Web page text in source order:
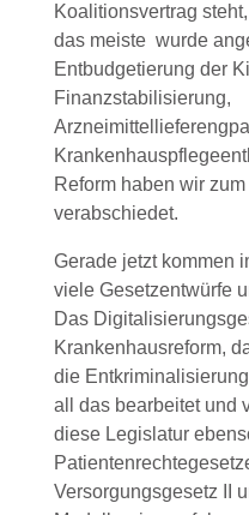
Koalitionsvertrag
das meiste wurde
Entbudgetierung der
Finanzstabilisierung,
Reform haben wir
verabschiedet.
Gerade jetzt kommen
viele Gesetzentwürfe
Das
Krankenhausreform,
die
all das bearbeitet und
diese Legislatur
Versorgungsgesetz II